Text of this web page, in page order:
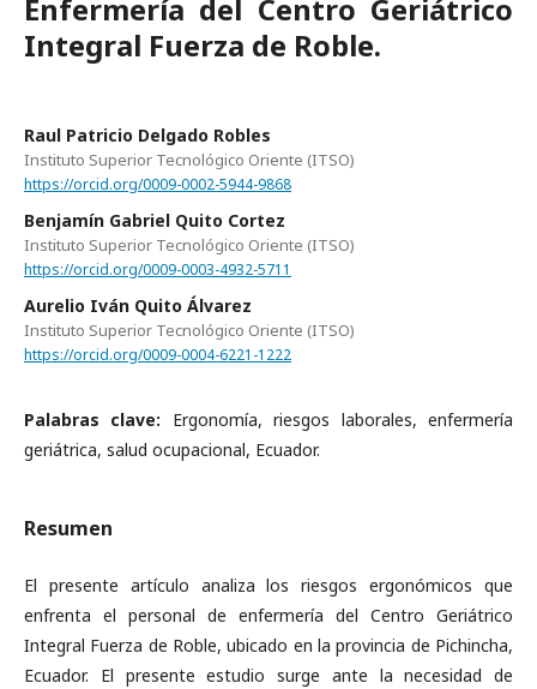
Enfermería del Centro Geriátrico
Integral Fuerza de Roble.
Raul Patricio Delgado Robles
Instituto Superior Tecnológico Oriente (ITSO)
https://orcid.org/0009-0002-5944-9868
Benjamín Gabriel Quito Cortez
Instituto Superior Tecnológico Oriente (ITSO)
https://orcid.org/0009-0003-4932-5711
Aurelio Iván Quito Álvarez
Instituto Superior Tecnológico Oriente (ITSO)
https://orcid.org/0009-0004-6221-1222
Palabras clave: Ergonomía, riesgos laborales, enfermería
geriátrica, salud ocupacional, Ecuador.
Resumen
El presente artículo analiza los riesgos ergonómicos que
enfrenta el personal de enfermería del Centro Geriátrico
Integral Fuerza de Roble, ubicado en la provincia de Pichincha,
Ecuador. El presente estudio surge ante la necesidad de